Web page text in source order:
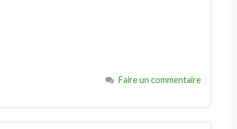
Faire un commentaire